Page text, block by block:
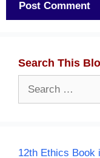
Search This
Search
12th Ethics Book